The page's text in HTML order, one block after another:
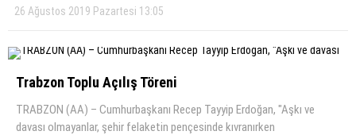
26 Ağustos 2019 Pazartesi 13:05
Trabzon Toplu Açılış Töreni
TRABZON (AA) – Cumhurbaşkanı Recep Tayyip Erdoğan, "Aşkı ve
davası olmayanlar, şehir felaketin pençesinde kıvranırken